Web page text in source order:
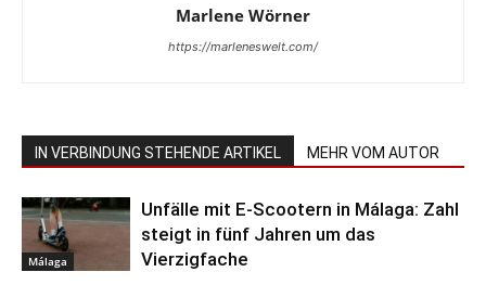
Marlene Wörner
https://marleneswelt.com/
IN VERBINDUNG STEHENDE ARTIKEL MEHR VOM AUTOR
Málaga
Unfälle mit E-Scootern in Málaga: Zahl
steigt in fünf Jahren um das
Vierzigfache